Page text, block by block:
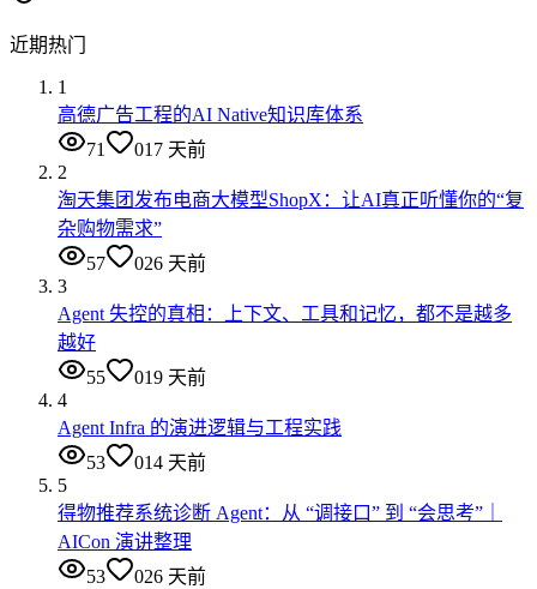
近期热门
1
高德广告工程的AI Native知识库体系
71
017 天前
2
淘天集团发布电商大模型ShopX：让AI真正听懂你的“复
杂购物需求”
57
026 天前
3
Agent 失控的真相：上下文、工具和记忆，都不是越多
越好
55
019 天前
4
Agent Infra 的演进逻辑与工程实践
53
014 天前
5
得物推荐系统诊断 Agent：从 “调接口” 到 “会思考”｜
AICon 演讲整理
53
026 天前